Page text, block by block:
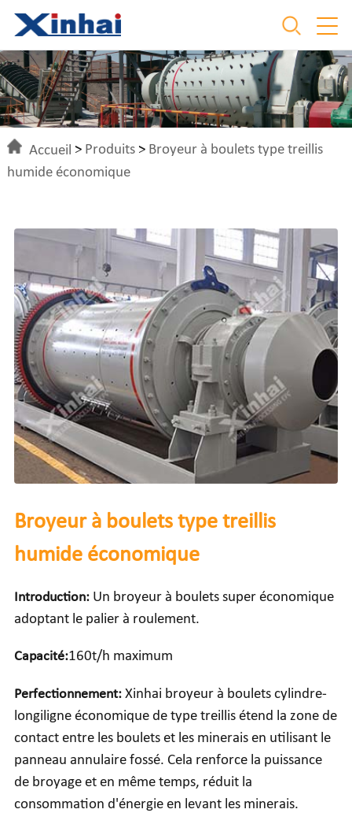
Accueil > Produits > Broyeur à boulets type treillis
humide économique
Broyeur à boulets type treillis
humide économique
Introduction:Un broyeur à boulets super économique
adoptant le palier à roulement.
Capacité:160t/h maximum
Perfectionnement:Xinhai broyeur à boulets cylindre-
longiligne économique de type treillis étend la zone de
contact entre les boulets et les minerais en utilisant le
panneau annulaire fossé. Cela renforce la puissance
de broyage et en même temps, réduit la
consommation d'énergie en levant les minerais.